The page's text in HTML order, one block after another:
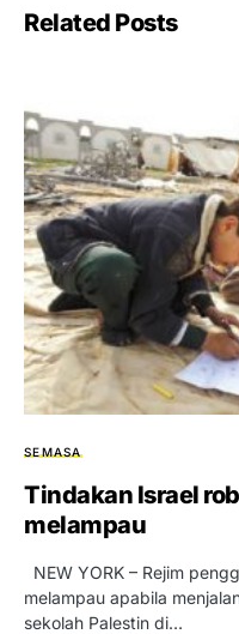
Related Posts
SEMASA
Tindakan Israel
melampau
NEW YORK – Rejim
melampau apabila
sekolah Palestin di…